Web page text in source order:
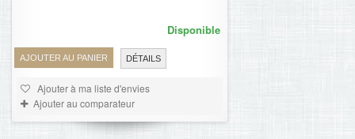
AJOUTER AU PANIER DÉTAILS
Disponible
Ajouter à ma liste d'envies
Ajouter au comparateur